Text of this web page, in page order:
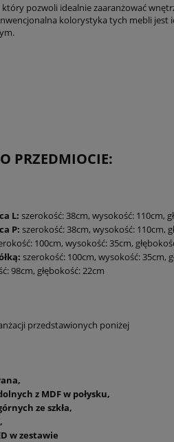
pozwoli idealnie zaaranżować
kolorystyka tych mebli jest
PRZEDMIOCIE:
L: szerokość: 38cm, wysokość: 110cm,
P: szerokość: 38cm, wysokość: 110cm,
100cm, wysokość: 35cm,
szerokość: 100cm, wysokość: 35cm,
98cm, głębokość: 22cm
przedstawionych poniżej
z MDF w połysku,
ze szkła,
w zestawie